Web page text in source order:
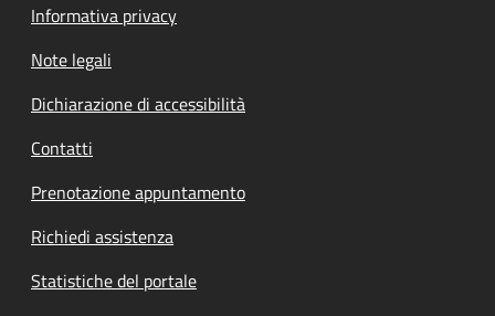
Informativa privacy
Note legali
Dichiarazione di accessibilità
Contatti
Prenotazione appuntamento
Richiedi assistenza
Statistiche del portale